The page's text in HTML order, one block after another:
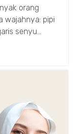
orang
wajahnya: pipi
senyu...